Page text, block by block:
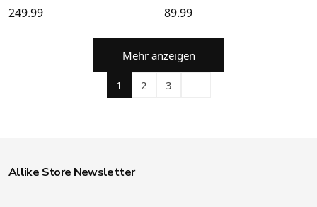
249.99 89.99
Mehr anzeigen
1 2 3
Allike Store Newsletter